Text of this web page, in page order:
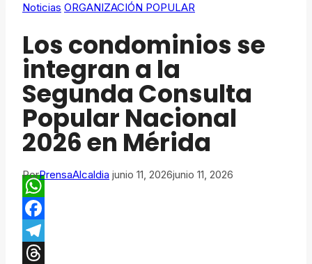
Noticias ORGANIZACIÓN POPULAR
​Los condominios se
integran a la
Segunda Consulta
Popular Nacional
2026 en Mérida
PorPrensaAlcaldia junio 11, 2026junio 11, 2026
WhatsApp
Facebook
Telegram